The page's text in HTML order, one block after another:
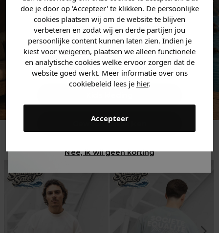
doe je door op 'Accepteer' te klikken. De persoonlijke
cookies plaatsen wij om de website te blijven
verbeteren en zodat wij en derde partijen jou
persoonlijke content kunnen laten zien. Indien je
kiest voor weigeren, plaatsen we alleen functionele
en analytische cookies welke ervoor zorgen dat de
website goed werkt. Meer informatie over ons
cookiebeleid lees je hier.
Accepteer
Heren kleding
Dames kleding
Gewoon rondkijken
Nee, ik wil geen korting